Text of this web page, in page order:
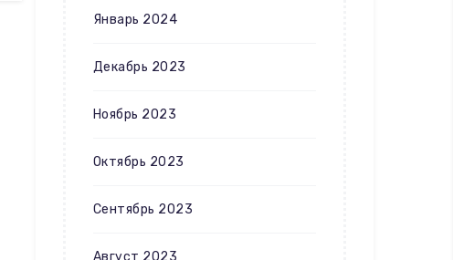
Январь 2024
Декабрь 2023
Ноябрь 2023
Октябрь 2023
Сентябрь 2023
Август 2023